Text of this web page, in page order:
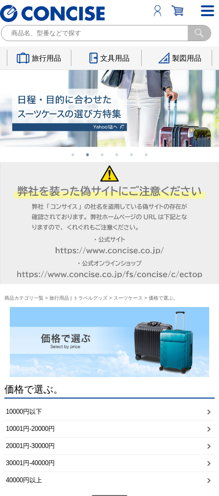
旅行用品 文具用品 製図用品
商品カテゴリ一覧 > 旅行用品 | トラベルグッズ> スーツケース > 価格で選ぶ。
価格で選ぶ。
10000円以下
10001円-20000円
20001円-30000円
30001円-40000円
40000円以上